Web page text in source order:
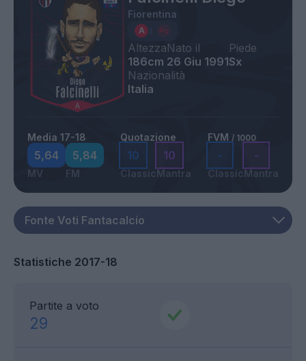
Fiorentina
Altezza
186cm
Nato il
26 Giu 1991
Piede
Sx
Nazionalità
Italia
Media 17-18
5,64
MV
5,84
FM
Quotazione
10
Classic
10
Mantra
FVM / 1000
-
Classic
-
Mantra
Statistiche 2017-18
Partite a voto
29